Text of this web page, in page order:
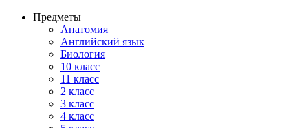
Предметы
Анатомия
Английский язык
Биология
10 класс
11 класс
2 класс
3 класс
4 класс